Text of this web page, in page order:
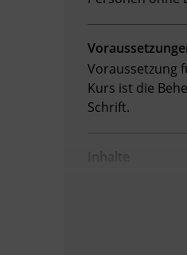
Voraussetzung
Kurs ist die
Schrift.
Inhalte